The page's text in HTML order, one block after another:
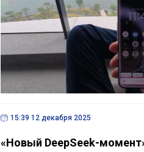
15:39 12 декабря 2025
«Новый DeepSeek-